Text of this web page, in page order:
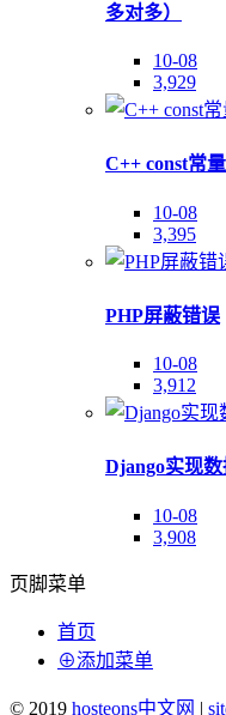
多对多）
10-08
3,929
C++ const常
10-08
3,395
PHP屏蔽错误
10-08
3,912
Django实现数
10-08
3,908
页脚菜单
首页
⊕添加菜单
© 2019 hosteons中文网 |